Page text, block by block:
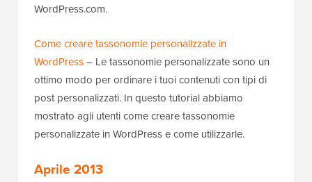
WordPress.com.
Come creare tassonomie personalizzate in
WordPress– Le tassonomie personalizzate sono un
ottimo modo per ordinare i tuoi contenuti con tipi di
post personalizzati. In questo tutorial abbiamo
mostrato agli utenti come creare tassonomie
personalizzate in WordPress e come utilizzarle.
Aprile 2013